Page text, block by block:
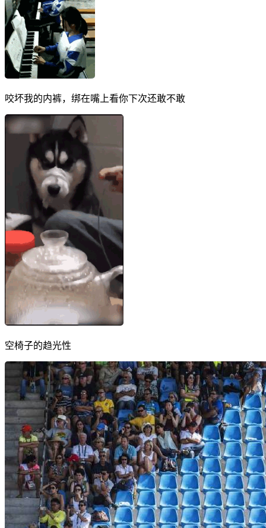
咬坏我的内裤，绑在嘴上看你下次还敢不敢
空椅子的趋光性